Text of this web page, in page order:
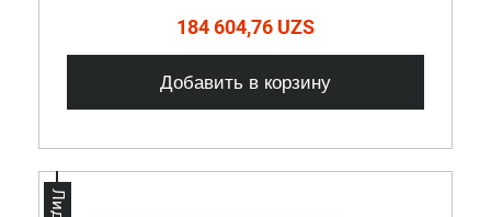
184 604,76 UZS
Добавить в корзину